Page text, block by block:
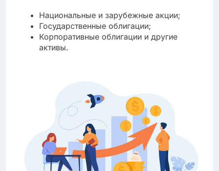
Национальные и зарубежные акции;
Государственные облигации;
Корпоративные облигации и другие
активы.